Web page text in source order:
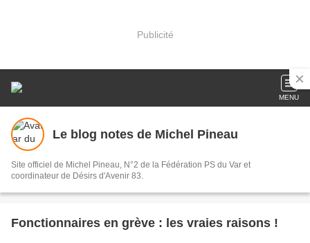
Publicité
MENU
Le blog notes de Michel Pineau
Site officiel de Michel Pineau, N°2 de la Fédération PS du Var et
coordinateur de Désirs d'Avenir 83.
Fonctionnaires en grève : les vraies raisons !